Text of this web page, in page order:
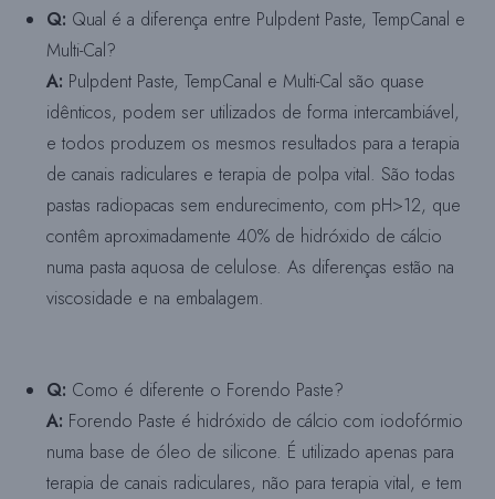
Q: Qual é a diferença entre Pulpdent Paste, TempCanal e
Multi-Cal?
A: Pulpdent Paste, TempCanal e Multi-Cal são quase
idênticos, podem ser utilizados de forma intercambiável,
e todos produzem os mesmos resultados para a terapia
de canais radiculares e terapia de polpa vital. São todas
pastas radiopacas sem endurecimento, com pH>12, que
contêm aproximadamente 40% de hidróxido de cálcio
numa pasta aquosa de celulose. As diferenças estão na
viscosidade e na embalagem.
Q: Como é diferente o Forendo Paste?
A: Forendo Paste é hidróxido de cálcio com iodofórmio
numa base de óleo de silicone. É utilizado apenas para
terapia de canais radiculares, não para terapia vital, e tem